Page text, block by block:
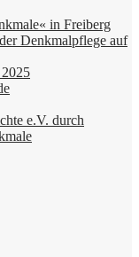
in Freiberg
Denkmalpflege auf
e.V. durch